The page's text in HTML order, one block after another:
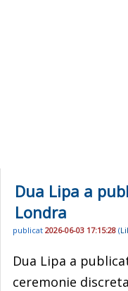
Dua Lipa a
Londra
publicat 2026-06-03 17:15:28 (
Dua Lipa a
ceremonie